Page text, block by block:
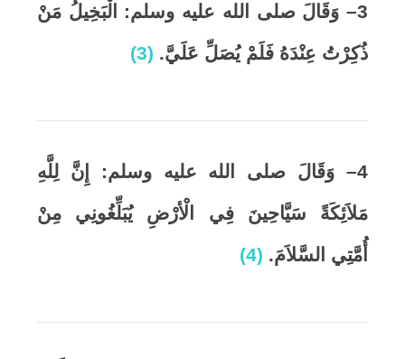
3– وَقَالَ صلى الله عليه وسلم: الْبَخِيلُ مَنْ
ذُكِرْتُ عِنْدَهُ فَلَمْ يُصَلِّ عَلَيَّ.
(3)
4– وَقَالَ صلى الله عليه وسلم: إِنَّ لِلَّهِ
مَلاَئِكَةً سَيَّاحِينَ فِي الْأرْضِ يُبَلِّغُونِي مِنْ
أُمَّتِي السَّلاَمَ.
(4)